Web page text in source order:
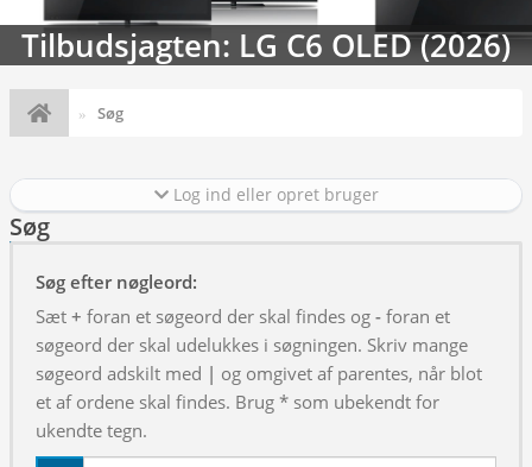
Tilbudsjagten: LG C6 OLED (2026)
Søg
Log ind eller opret bruger
Søg
Søg efter nøgleord:
Sæt + foran et søgeord der skal findes og - foran et
søgeord der skal udelukkes i søgningen. Skriv mange
søgeord adskilt med | og omgivet af parentes, når blot
et af ordene skal findes. Brug * som ubekendt for
ukendte tegn.